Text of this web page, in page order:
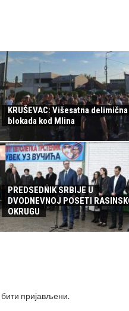
KRUŠEVAC: Višesatna delimična
blokada kod Mlina
PREDSEDNIK SRBIJE U
DVODNEVNOJ POSETI
OKRUGU
бити пријављени.